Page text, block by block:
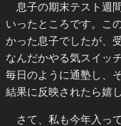
息子の期末テスト週
いったところです。こ
かった息子でしたが、
なんだかやる気スイッ
毎日のように通塾し、
結果に反映されたら嬉
さて、私も今年入っ